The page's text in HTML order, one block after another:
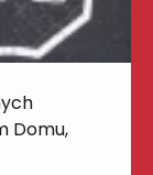
Domu,